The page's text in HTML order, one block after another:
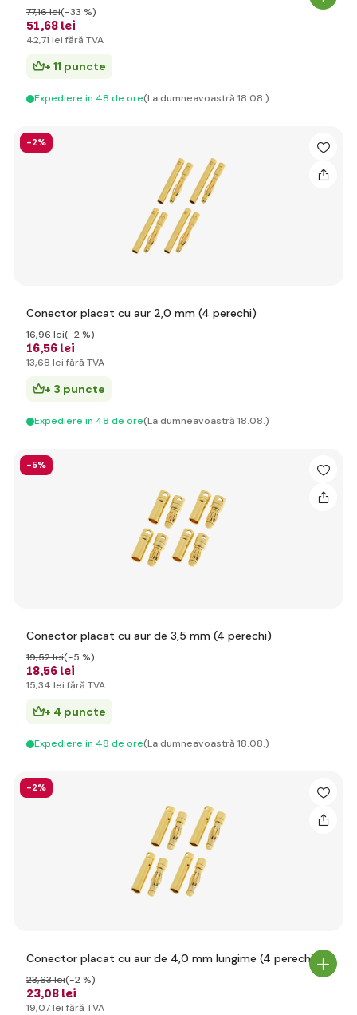
51,68 lei
77,16 lei(-33 %)
42,71 lei fără TVA
+ 11 puncte
Expediere in 48 de ore(La dumneavoastră 18.08.)
-2%
Conector placat cu aur 2,0 mm (4 perechi)
16,56 lei
16,96 lei(-2 %)
13,68 lei fără TVA
+ 3 puncte
Expediere in 48 de ore(La dumneavoastră 18.08.)
-5%
Conector placat cu aur de 3,5 mm (4 perechi)
18,56 lei
19,52 lei(-5 %)
15,34 lei fără TVA
+ 4 puncte
Expediere in 48 de ore(La dumneavoastră 18.08.)
-2%
Conector placat cu aur de 4,0 mm lungime (4 perechi)
23,08 lei
23,63 lei(-2 %)
19,07 lei fără TVA